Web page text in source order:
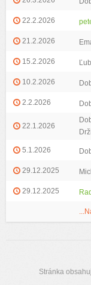
22.2.2026
21.2.2026
15.2.2026
10.2.2026
2.2.2026
22.1.2026
5.1.2026
29.12.2025
29.12.2025
Stránka